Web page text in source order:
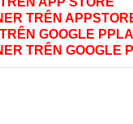
TRÊN
GOOGLE
TRÊN GOOGLE